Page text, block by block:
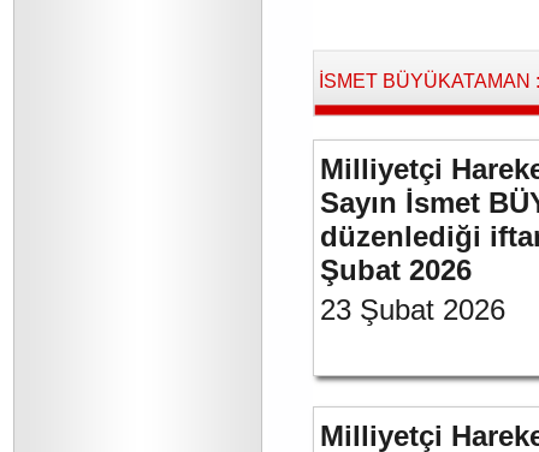
İSMET BÜYÜKATAMAN
Milliyetçi
Sayın İsmet
düzenlediği
Şubat 2026
23 Şubat 2026
Milliyetçi